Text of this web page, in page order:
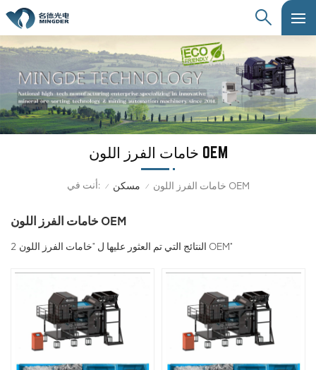
خامات الفرز اللون OEM
أنت في: / مسكن / خامات الفرز اللون OEM
خامات الفرز اللون OEM
2 النتائج التي تم العثور عليها ل "خامات الفرز اللون OEM"